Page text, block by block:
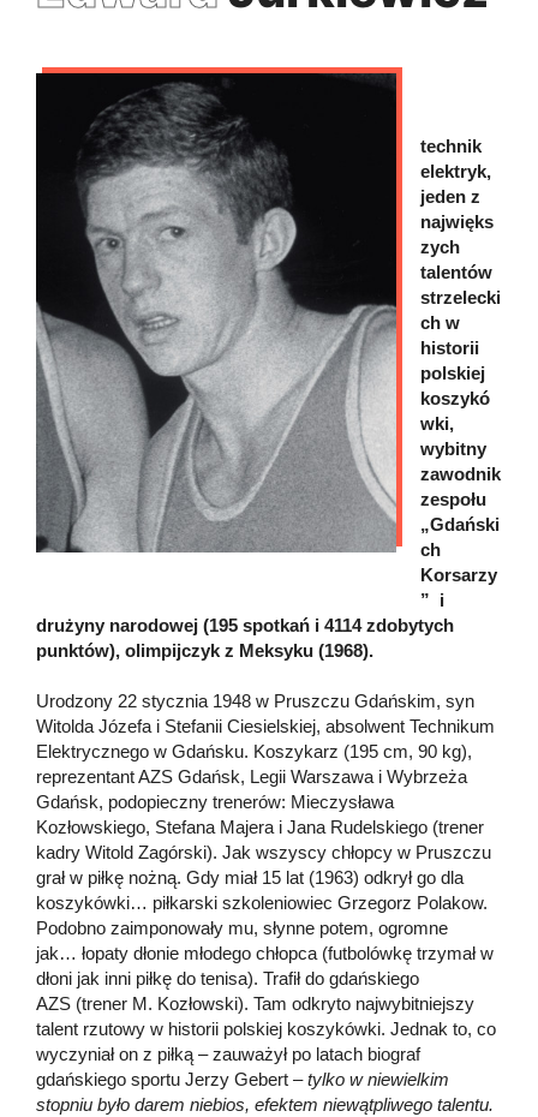
technik
elektryk,
jeden z
najwięks
zych
talentów
strzelecki
ch w
historii
polskiej
koszykó
wki,
wybitny
zawodnik
zespołu
„Gdański
ch
Korsarzy
” i
drużyny narodowej (195 spotkań i 4114 zdobytych
punktów), olimpijczyk z Meksyku (1968).
Urodzony 22 stycznia 1948 w Pruszczu Gdańskim, syn
Witolda Józefa i Stefanii Ciesielskiej, absolwent Technikum
Elektrycznego w Gdańsku. Koszykarz (195 cm, 90 kg),
reprezentant AZS Gdańsk, Legii Warszawa i Wybrzeża
Gdańsk, podopieczny trenerów: Mieczysława
Kozłowskiego, Stefana Majera i Jana Rudelskiego (trener
kadry Witold Zagórski). Jak wszyscy chłopcy w Pruszczu
grał w piłkę nożną. Gdy miał 15 lat (1963) odkrył go dla
koszykówki… piłkarski szkoleniowiec Grzegorz Polakow.
Podobno zaimponowały mu, słynne potem, ogromne
jak… łopaty dłonie młodego chłopca (futbolówkę trzymał w
dłoni jak inni piłkę do tenisa). Trafił do gdańskiego
AZS (trener M. Kozłowski). Tam odkryto najwybitniejszy
talent rzutowy w historii polskiej koszykówki. Jednak to, co
wyczyniał on z piłką – zauważył po latach biograf
gdańskiego sportu Jerzy Gebert – tylko w niewielkim
stopniu było darem niebios, efektem niewątpliwego talentu.